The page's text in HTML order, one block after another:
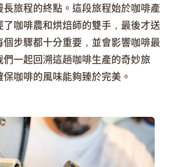
旅程的終點。這段旅程始於咖啡產
咖啡農和烘焙師的雙手，最後才送
步驟都十分重要，並會影響咖啡最
一起回溯這趟咖啡生產的奇妙旅
咖啡的風味能夠臻於完美。